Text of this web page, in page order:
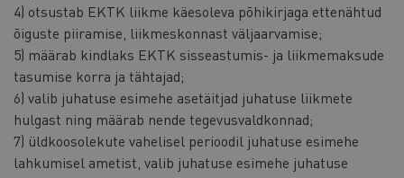
4) otsustab EKTK liikme käesoleva põhikirjaga ettenähtud
õiguste piiramise, liikmeskonnast väljaarvamise;
5) määrab kindlaks EKTK sisseastumis- ja liikmemaksude
tasumise korra ja tähtajad;
6) valib juhatuse esimehe asetäitjad juhatuse liikmete
hulgast ning määrab nende tegevusvaldkonnad;
7) üldkoosolekute vahelisel perioodil juhatuse esimehe
lahkumisel ametist, valib juhatuse esimehe juhatuse